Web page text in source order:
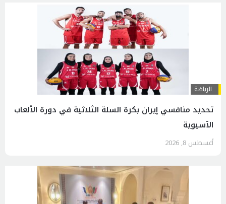
الرياضة
تحديد منافسي إيران بكرة السلة الثلاثية في دورة الألعاب
الآسيوية
أغسطس 8, 2026